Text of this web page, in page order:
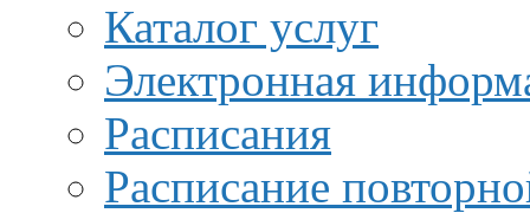
Каталог услуг
Электронная
Расписания
Расписание